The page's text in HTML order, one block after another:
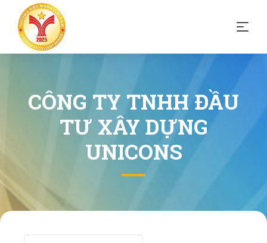
CÔNG TY TNHH ĐẦU
TƯ XÂY DỰNG
UNICONS